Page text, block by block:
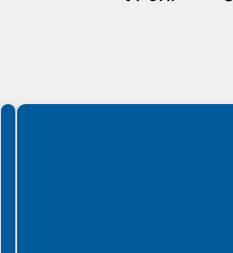
Spełniamy standardy WCAG 2.2
Spełniamy standardy W3C